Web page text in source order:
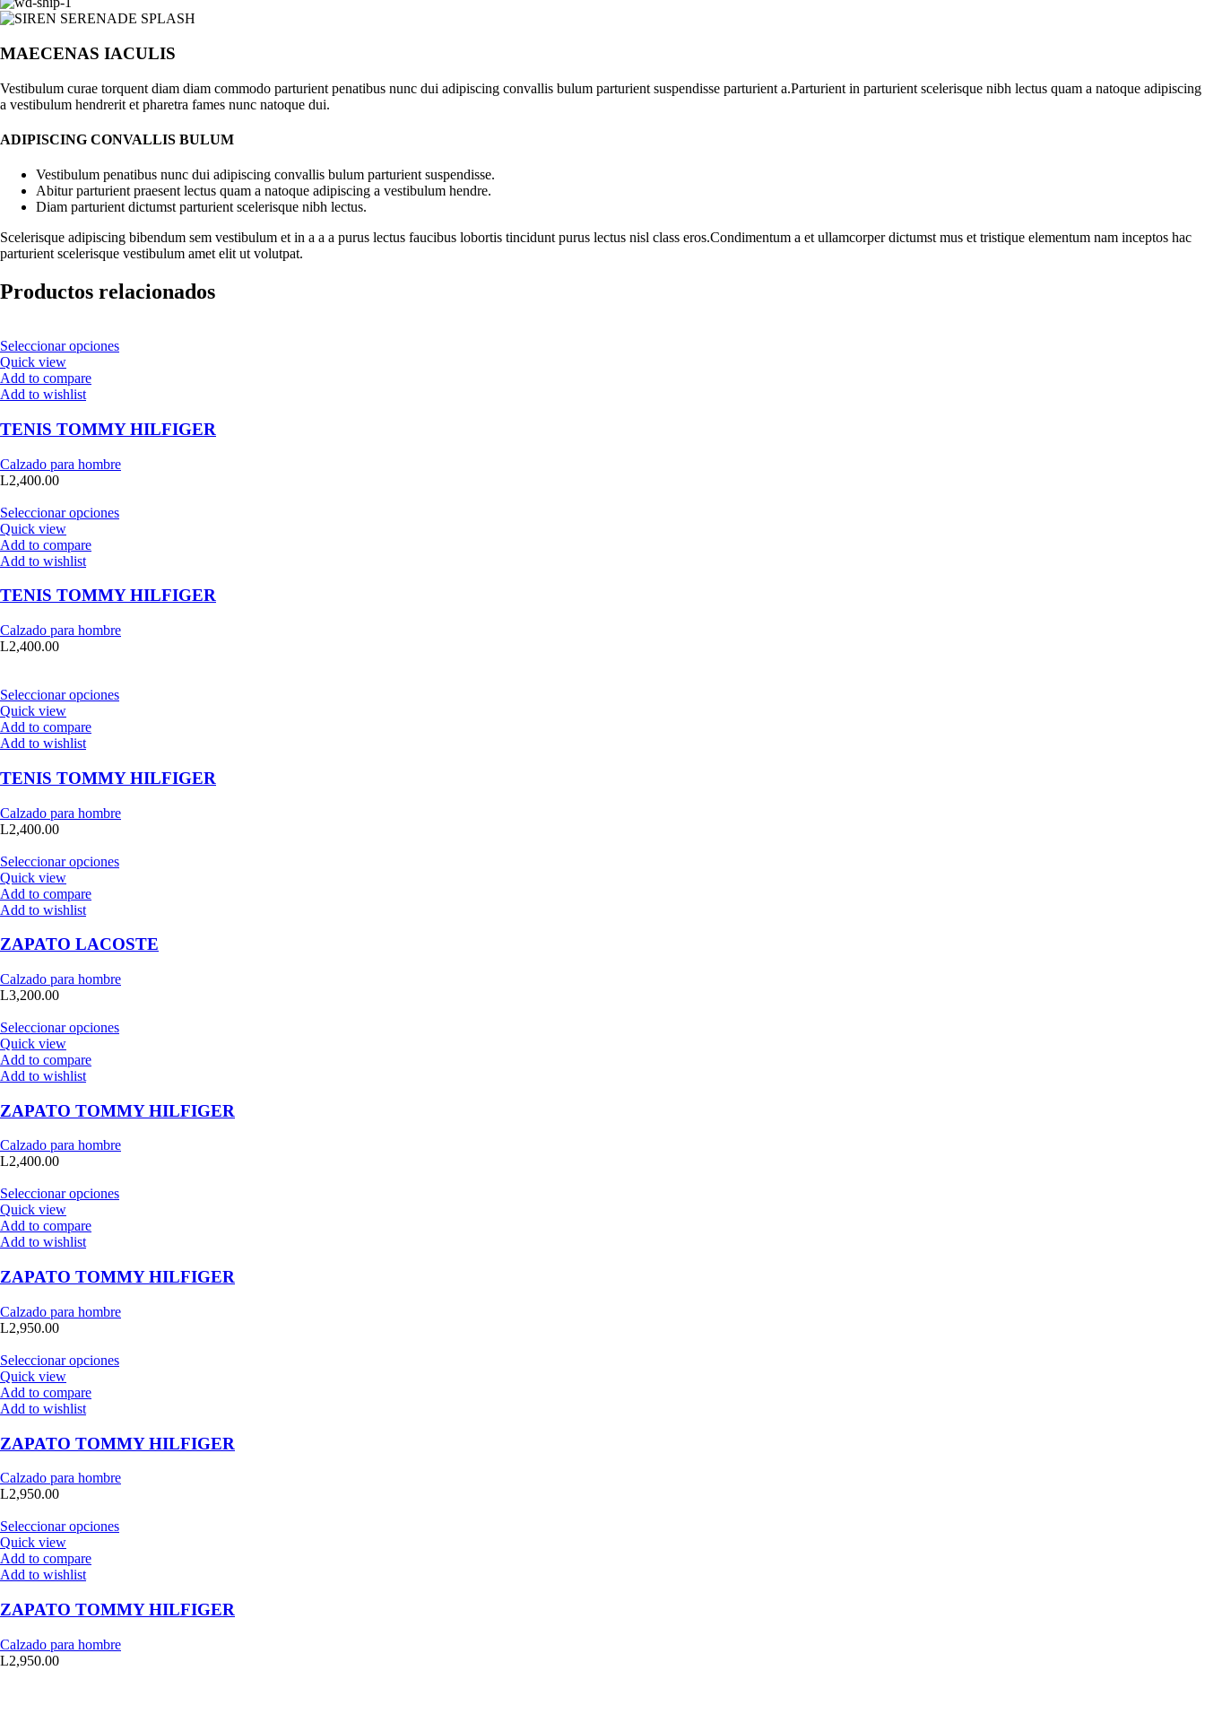
MAECENAS IACULIS
Vestibulum curae torquent diam diam commodo parturient penatibus nunc dui adipiscing convallis bulum parturient suspendisse parturient a.Parturient in parturient scelerisque nibh lectus quam a natoque adipiscing
a vestibulum hendrerit et pharetra fames nunc natoque dui.
ADIPISCING CONVALLIS BULUM
Vestibulum penatibus nunc dui adipiscing convallis bulum parturient suspendisse.
Abitur parturient praesent lectus quam a natoque adipiscing a vestibulum hendre.
Diam parturient dictumst parturient scelerisque nibh lectus.
Scelerisque adipiscing bibendum sem vestibulum et in a a a purus lectus faucibus lobortis tincidunt purus lectus nisl class eros.Condimentum a et ullamcorper dictumst mus et tristique elementum nam inceptos hac
parturient scelerisque vestibulum amet elit ut volutpat.
Productos relacionados
Seleccionar opciones
Quick view
Add to compare
Add to wishlist
TENIS TOMMY HILFIGER
Calzado para hombre
L2,400.00
Seleccionar opciones
Quick view
Add to compare
Add to wishlist
TENIS TOMMY HILFIGER
Calzado para hombre
L2,400.00
Seleccionar opciones
Quick view
Add to compare
Add to wishlist
TENIS TOMMY HILFIGER
Calzado para hombre
L2,400.00
Seleccionar opciones
Quick view
Add to compare
Add to wishlist
ZAPATO LACOSTE
Calzado para hombre
L3,200.00
Seleccionar opciones
Quick view
Add to compare
Add to wishlist
ZAPATO TOMMY HILFIGER
Calzado para hombre
L2,400.00
Seleccionar opciones
Quick view
Add to compare
Add to wishlist
ZAPATO TOMMY HILFIGER
Calzado para hombre
L2,950.00
Seleccionar opciones
Quick view
Add to compare
Add to wishlist
ZAPATO TOMMY HILFIGER
Calzado para hombre
L2,950.00
Seleccionar opciones
Quick view
Add to compare
Add to wishlist
ZAPATO TOMMY HILFIGER
Calzado para hombre
L2,950.00